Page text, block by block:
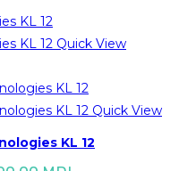
MDL.Quick View
Quick View
KL 12